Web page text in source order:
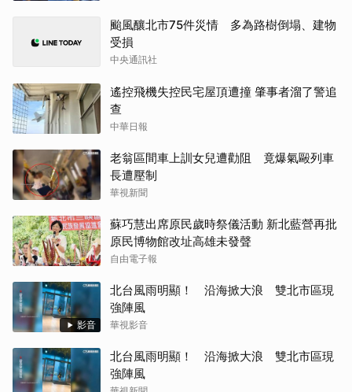
颱風釀北市75件災情 多為路樹倒塌、建物
受損
中央通訊社
遙控飛機失控民宅屋頂遭撞 肇事者溜了警追
查
中華日報
老翁區間車上訓女兒遭勸阻 竟爆氣毆列車
長遭壓制
華視新聞
蘇巧慧出席原民歲時祭儀活動 新北藍營再批
原民博物館改址高雄未發聲
自由電子報
影音
北台風雨明顯！ 沿海掀大浪 雙北市區現
強陣風
華視影音
北台風雨明顯！ 沿海掀大浪 雙北市區現
強陣風